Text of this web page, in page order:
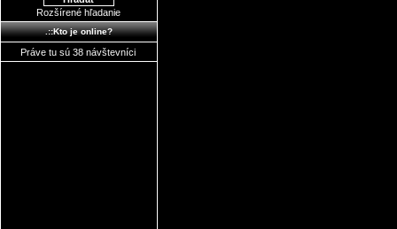
Rozšírené hľadanie
.::Kto je online?
Práve tu sú 38 návštevníci